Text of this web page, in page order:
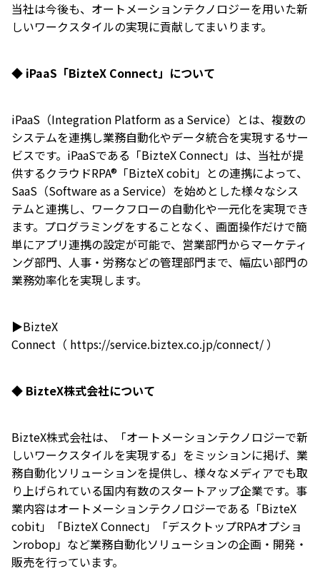
当社は今後も、オートメーションテクノロジーを用いた新
しいワークスタイルの実現に貢献してまいります。
◆ iPaaS「BizteX Connect」について
iPaaS（Integration Platform as a Service）とは、複数の
システムを連携し業務自動化やデータ統合を実現するサー
ビスです。iPaaSである「BizteX Connect」は、当社が提
供するクラウドRPA®「BizteX cobit」との連携によって、
SaaS（Software as a Service）を始めとした様々なシス
テムと連携し、ワークフローの自動化や一元化を実現でき
ます。プログラミングをすることなく、画面操作だけで簡
単にアプリ連携の設定が可能で、営業部門からマーケティ
ング部門、人事・労務などの管理部門まで、幅広い部門の
業務効率化を実現します。
▶BizteX
Connect（ https://service.biztex.co.jp/connect/ ）
◆ BizteX株式会社について
BizteX株式会社は、「オートメーションテクノロジーで新
しいワークスタイルを実現する」をミッションに掲げ、業
務自動化ソリューションを提供し、様々なメディアでも取
り上げられている国内有数のスタートアップ企業です。事
業内容はオートメーションテクノロジーである「BizteX
cobit」「BizteX Connect」「デスクトップRPAオプショ
ンrobop」など業務自動化ソリューションの企画・開発・
販売を行っています。